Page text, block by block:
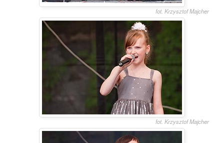
fot. Krzysztof Majcher
fot. Krzysztof Majcher